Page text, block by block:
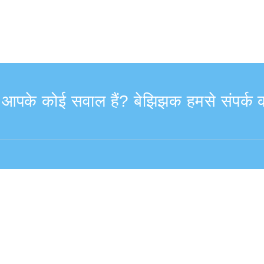
आपके कोई सवाल हैं? बेझिझक हमसे संपर्क